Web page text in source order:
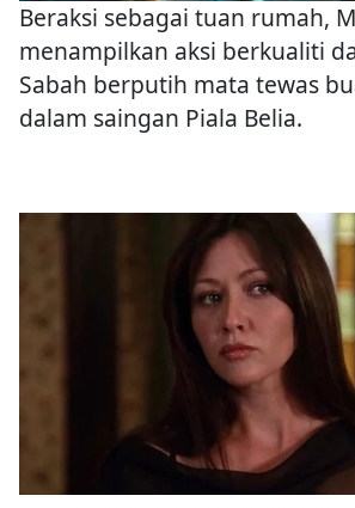
Beraksi sebagai tuan rumah,
menampilkan aksi berkualiti
Sabah berputih mata tewas
dalam saingan Piala Belia.